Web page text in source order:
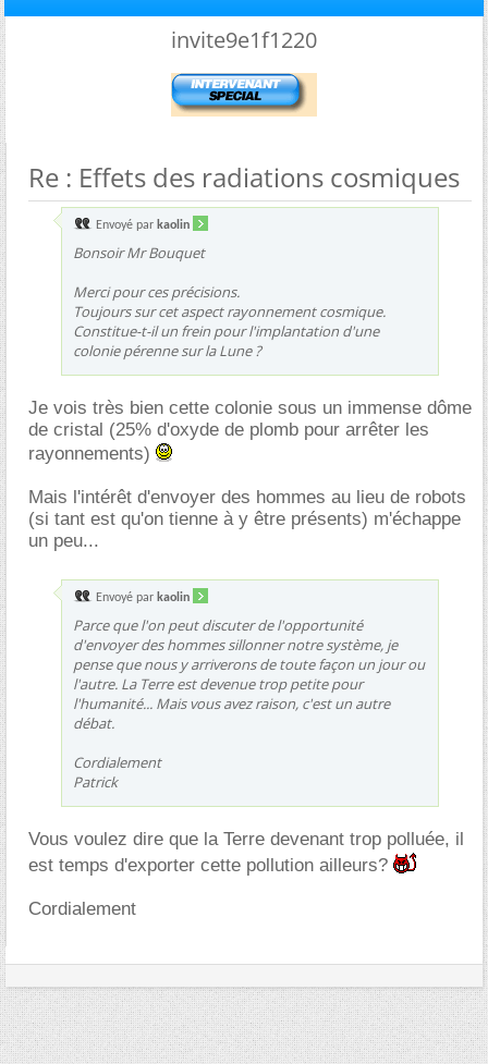
invite9e1f1220
Re : Effets des radiations cosmiques
Envoyé par kaolin
Bonsoir Mr Bouquet
Merci pour ces précisions.
Toujours sur cet aspect rayonnement cosmique.
Constitue-t-il un frein pour l'implantation d'une
colonie pérenne sur la Lune ?
Je vois très bien cette colonie sous un immense dôme
de cristal (25% d'oxyde de plomb pour arrêter les
rayonnements)
Mais l'intérêt d'envoyer des hommes au lieu de robots
(si tant est qu'on tienne à y être présents) m'échappe
un peu...
Envoyé par kaolin
Parce que l'on peut discuter de l'opportunité
d'envoyer des hommes sillonner notre système, je
pense que nous y arriverons de toute façon un jour ou
l'autre. La Terre est devenue trop petite pour
l'humanité... Mais vous avez raison, c'est un autre
débat.
Cordialement
Patrick
Vous voulez dire que la Terre devenant trop polluée, il
est temps d'exporter cette pollution ailleurs?
Cordialement